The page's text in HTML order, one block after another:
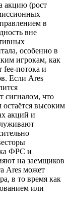
акцию (рост
в
вне
особенно в
игрокам, как
fee-потока и
Если Ares
сигналом, что
высоким
акций и
ФРС и
на заемщиков
Ares может
в то время как
или